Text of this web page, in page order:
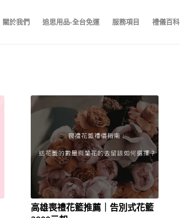
關於我們 追思用品-全台免運 服務項目 禮儀百科
高雄喪禮花籃推薦｜告別式花籃